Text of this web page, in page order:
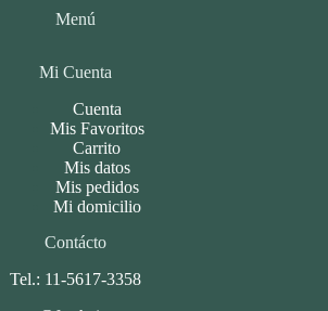
Menú
Mi Cuenta
Cuenta
Mis Favoritos
Carrito
Mis datos
Mis pedidos
Mi domicilio
Contácto
Tel.: 11-5617-3358